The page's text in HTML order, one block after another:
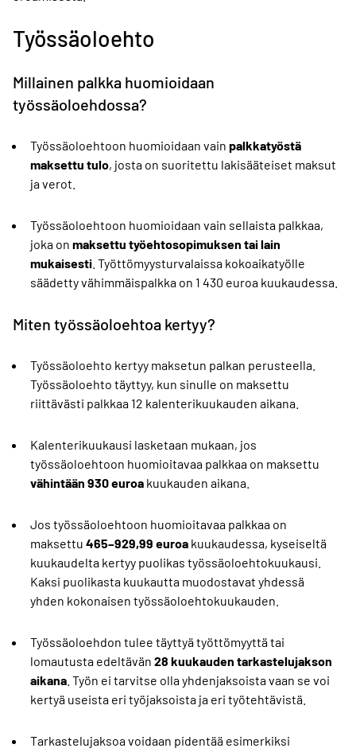
Työssäoloehto
Millainen palkka huomioidaan
työssäoloehdossa?
Työssäoloehtoon huomioidaan vain palkkatyöstä
maksettu tulo, josta on suoritettu lakisääteiset maksut
ja verot.
Työssäoloehtoon huomioidaan vain sellaista palkkaa,
joka on maksettu työehtosopimuksen tai lain
mukaisesti . Työttömyysturvalaissa kokoaikatyölle
säädetty vähimmäispalkka on 1 430 euroa kuukaudessa.
Miten työssäoloehtoa kertyy?
Työssäoloehto kertyy maksetun palkan perusteella.
Työssäoloehto täyttyy, kun sinulle on maksettu
riittävästi palkkaa 12 kalenterikuukauden aikana.
Kalenterikuukausi lasketaan mukaan, jos
työssäoloehtoon huomioitavaa palkkaa on maksettu
vähintään 930 euroa kuukauden aikana.
Jos työssäoloehtoon huomioitavaa palkkaa on
maksettu 465–929,99 euroa kuukaudessa, kyseiseltä
kuukaudelta kertyy puolikas työssäoloehtokuukausi.
Kaksi puolikasta kuukautta muodostavat yhdessä
yhden kokonaisen työssäoloehtokuukauden.
Työssäoloehdon tulee täyttyä työttömyyttä tai
lomautusta edeltävän 28 kuukauden tarkastelujakson
aikana . Työn ei tarvitse olla yhdenjaksoista vaan se voi
kertyä useista eri työjaksoista ja eri työtehtävistä.
Tarkastelujaksoa voidaan pidentää esimerkiksi